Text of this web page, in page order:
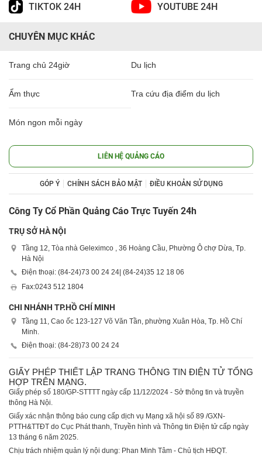
TIKTOK 24H YOUTUBE 24H
CHUYÊN MỤC KHÁC
Trang chủ 24giờ Du lịch
Ẩm thực Tra cứu địa điểm du lịch
Món ngon mỗi ngày
LIÊN HỆ QUẢNG CÁO
GÓP Ý CHÍNH SÁCH BẢO MẬT ĐIỀU KHOẢN SỬ DỤNG
Công Ty Cổ Phần Quảng Cáo Trực Tuyến 24h
TRỤ SỞ HÀ NỘI
Tầng 12, Tòa nhà Geleximco , 36 Hoàng Cầu, Phường Ô chợ Dừa, Tp.
Hà Nội
Điện thoại: (84-24)73 00 24 24 | (84-24)35 12 18 06
Fax:0243 512 1804
CHI NHÁNH TP.HỒ CHÍ MINH
Tầng 11, Cao ốc 123-127 Võ Văn Tần, phường Xuân Hòa, Tp. Hồ Chí
Minh.
Điện thoại: (84-28)73 00 24 24
GIẤY PHÉP THIẾT LẬP TRANG THÔNG TIN ĐIỆN TỬ TỔNG
HỢP TRÊN MẠNG.
Giấy phép số 180/GP-STTTT ngày cấp 11/12/2024 - Sở thông tin và truyền
thông Hà Nội.
Giấy xác nhận thông báo cung cấp dịch vụ Mạng xã hội số 89 /GXN-
PTTH&TTĐT do Cục Phát thanh, Truyền hình và Thông tin Điện tử cấp ngày
13 tháng 6 năm 2025.
Chịu trách nhiệm quản lý nội dung: Phan Minh Tâm - Chủ tịch HĐQT.